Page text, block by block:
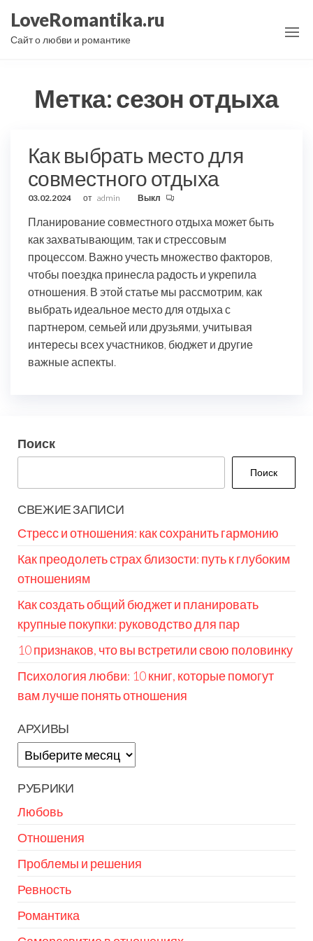
содержимому
LoveRomantika.ru
Сайт о любви и романтике
Метка:сезон отдыха
Как выбрать место для
совместного отдыха
03.02.2024 от admin Выкл
Планирование совместного отдыха может быть
как захватывающим, так и стрессовым
процессом. Важно учесть множество факторов,
чтобы поездка принесла радость и укрепила
отношения. В этой статье мы рассмотрим, как
выбрать идеальное место для отдыха с
партнером, семьей или друзьями, учитывая
интересы всех участников, бюджет и другие
важные аспекты.
Поиск
Поиск
СВЕЖИЕ ЗАПИСИ
Стресс и отношения: как сохранить гармонию
Как преодолеть страх близости: путь к глубоким
отношениям
Как создать общий бюджет и планировать
крупные покупки: руководство для пар
10 признаков, что вы встретили свою половинку
Психология любви: 10 книг, которые помогут
вам лучше понять отношения
АРХИВЫ
Архивы
РУБРИКИ
Любовь
Отношения
Проблемы и решения
Ревность
Романтика